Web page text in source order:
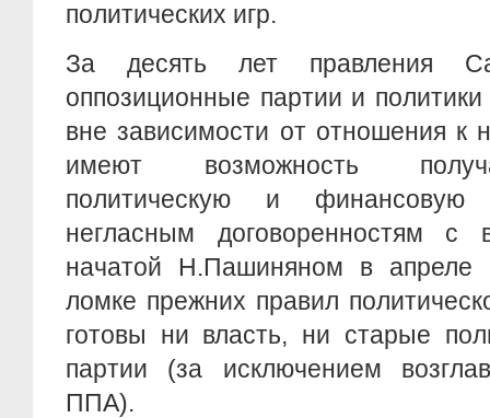
политических игр.
За десять лет правления
оппозиционные партии и
вне зависимости от отношения к
имеют возможность
политическую и финансовую
негласным договоренностям
начатой Н.Пашиняном в апреле
ломке прежних правил
готовы ни власть, ни старые
партии (за исключением
ППА).